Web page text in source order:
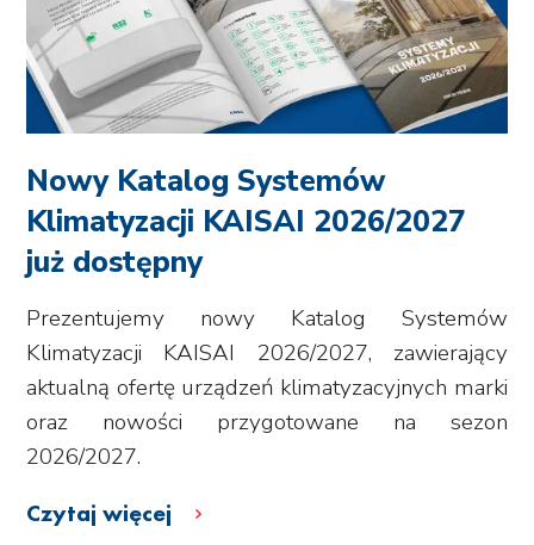
Nowy Katalog Systemów
Klimatyzacji KAISAI 2026/2027
już dostępny
Prezentujemy nowy Katalog Systemów
Klimatyzacji KAISAI 2026/2027, zawierający
aktualną ofertę urządzeń klimatyzacyjnych marki
oraz nowości przygotowane na sezon
2026/2027.
Czytaj więcej